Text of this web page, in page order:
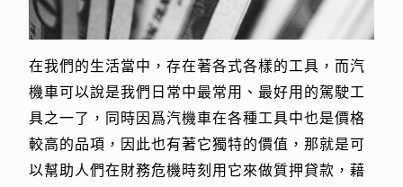
在我們的生活當中，存在著各式各樣的工具，而汽
機車可以說是我們日常中最常用、最好用的駕駛工
具之一了，同時因爲汽機車在各種工具中也是價格
較高的品項，因此也有著它獨特的價值，那就是可
以幫助人們在財務危機時刻用它來做質押貸款，藉